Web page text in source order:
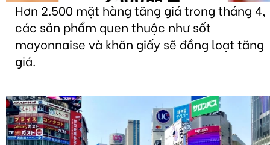
Hơn 2.500 mặt hàng tăng giá trong tháng 4,
các sản phẩm quen thuộc như sốt
mayonnaise và khăn giấy sẽ đồng loạt tăng
giá.